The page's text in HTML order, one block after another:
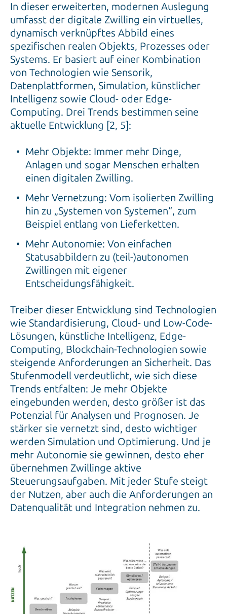
In dieser erweiterten, modernen Auslegung
umfasst der digitale Zwilling ein virtuelles,
dynamisch verknüpftes Abbild eines
spezifischen realen Objekts, Prozesses oder
Systems. Er basiert auf einer Kombination
von Technologien wie Sensorik,
Datenplattformen, Simulation, künstlicher
Intelligenz sowie Cloud- oder Edge-
Computing. Drei Trends bestimmen seine
aktuelle Entwicklung [2, 5]:
Mehr Objekte: Immer mehr Dinge,
Anlagen und sogar Menschen erhalten
einen digitalen Zwilling.
Mehr Vernetzung: Vom isolierten Zwilling
hin zu „Systemen von Systemen“, zum
Beispiel entlang von Lieferketten.
Mehr Autonomie: Von einfachen
Statusabbildern zu (teil-)autonomen
Zwillingen mit eigener
Entscheidungsfähigkeit.
Treiber dieser Entwicklung sind Technologien
wie Standardisierung, Cloud- und Low-Code-
Lösungen, künstliche Intelligenz, Edge-
Computing, Blockchain-Technologien sowie
steigende Anforderungen an Sicherheit. Das
Stufenmodell verdeutlicht, wie sich diese
Trends entfalten: Je mehr Objekte
eingebunden werden, desto größer ist das
Potenzial für Analysen und Prognosen. Je
stärker sie vernetzt sind, desto wichtiger
werden Simulation und Optimierung. Und je
mehr Autonomie sie gewinnen, desto eher
übernehmen Zwillinge aktive
Steuerungsaufgaben. Mit jeder Stufe steigt
der Nutzen, aber auch die Anforderungen an
Datenqualität und Integration nehmen zu.